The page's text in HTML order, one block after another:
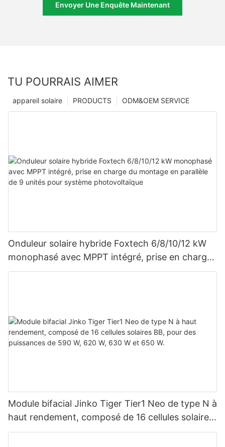
Envoyer Une Enquête Maintenant
TU POURRAIS AIMER
ODM&OEM SERVICE
PRODUCTS
appareil solaire
Onduleur solaire hybride Foxtech 6/8/10/12 kW
monophasé avec MPPT intégré, prise en charge
du montage en parallèle de 9 unités pour
Module bifacial Jinko Tiger Tier1 Neo de type N à
haut rendement, composé de 16 cellules solaires
BB, pour des puissances de 590 W, 620 W, 630